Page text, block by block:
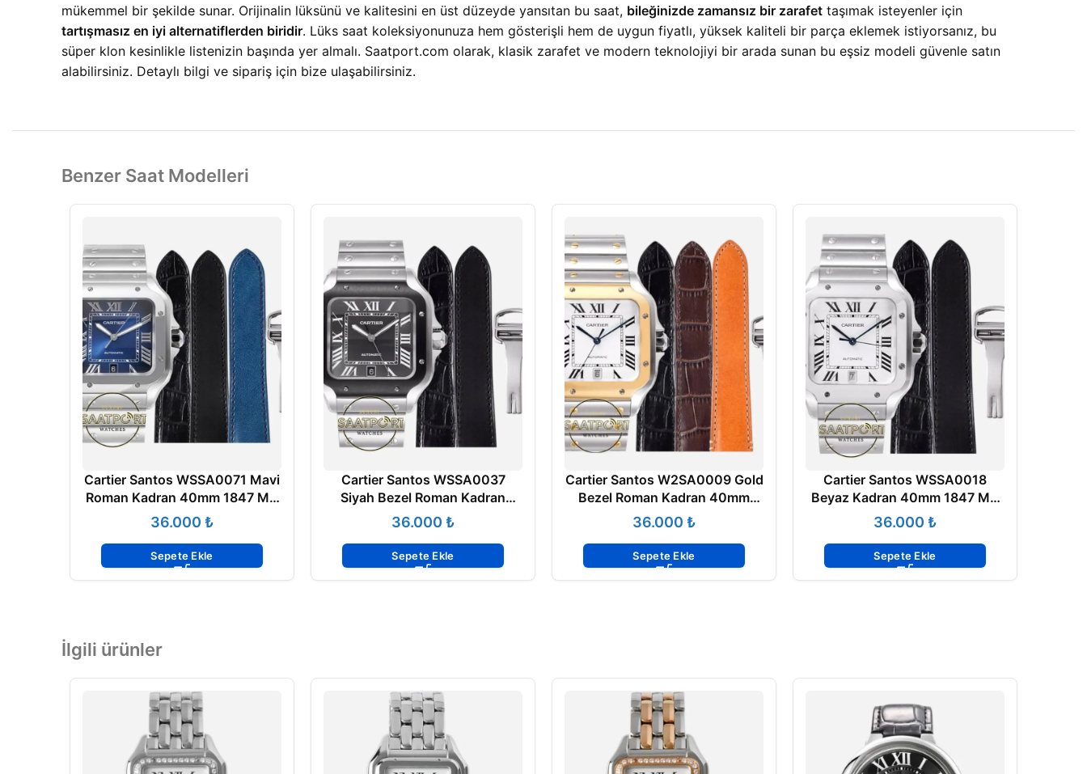
mükemmel bir şekilde sunar. Orijinalin lüksünü ve kalitesini en üst düzeyde yansıtan bu saat, bileğinizde zamansız bir zarafet taşımak isteyenler için
tartışmasız en iyi alternatiflerden biridir. Lüks saat koleksiyonunuza hem gösterişli hem de uygun fiyatlı, yüksek kaliteli bir parça eklemek istiyorsanız, bu
süper klon kesinlikle listenizin başında yer almalı. Saatport.com olarak, klasik zarafet ve modern teknolojiyi bir arada sunan bu eşsiz modeli güvenle satın
alabilirsiniz. Detaylı bilgi ve sipariş için bize ulaşabilirsiniz.
Benzer Saat Modelleri
Cartier Santos WSSA0071 Mavi
Roman Kadran 40mm 1847 MC
Super Clone ETA
₺
Sepete Ekle
Cartier Santos WSSA0037
Siyah Bezel Roman Kadran
40mm 1847 MC Super Clone
ETA
₺
Sepete Ekle
Cartier Santos W2SA0009 Gold
Bezel Roman Kadran 40mm
1847 MC Super Clone ETA
₺
Sepete Ekle
Cartier Santos WSSA0018
Beyaz Kadran 40mm 1847 MC
Super Clone ETA
₺
Sepete Ekle
İlgili ürünler